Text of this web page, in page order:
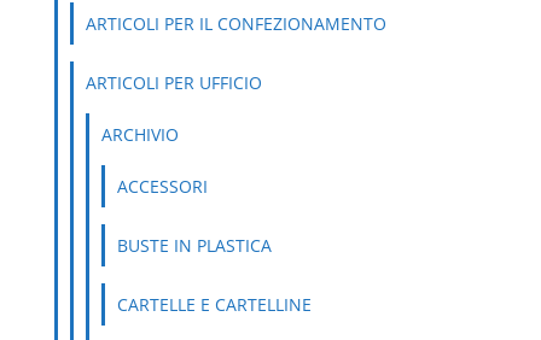
ARTICOLI PER IL CONFEZIONAMENTO
ARTICOLI PER UFFICIO
ARCHIVIO
ACCESSORI
BUSTE IN PLASTICA
CARTELLE E CARTELLINE